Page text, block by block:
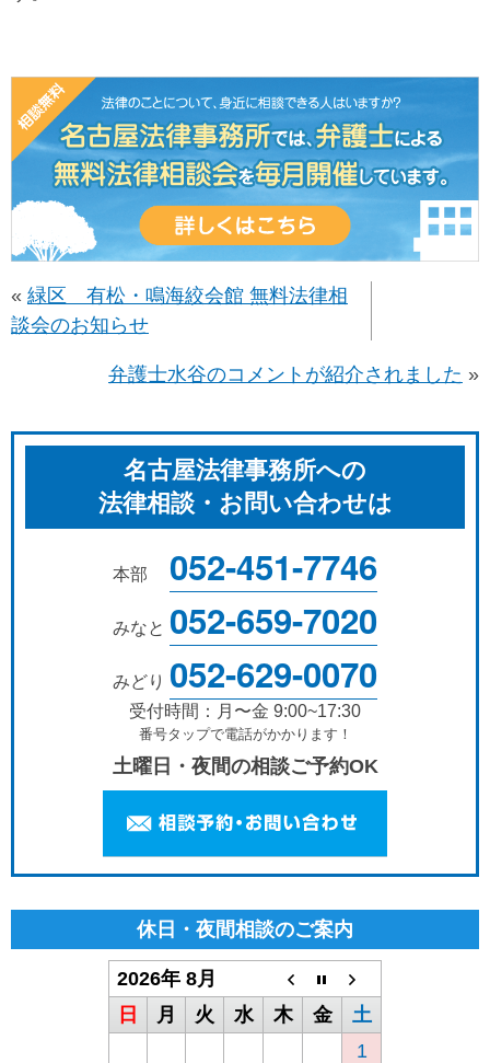
« 緑区 有松・鳴海絞会館 無料法律相
談会のお知らせ
弁護士水谷のコメントが紹介されました »
名古屋法律事務所への
法律相談・お問い合わせは
本部 052-451-7746
みなと 052-659-7020
みどり 052-629-0070
受付時間：月〜金 9:00~17:30
番号タップで電話がかかります！
土曜日・夜間の相談ご予約OK
休日・夜間相談のご案内
2026年 8月
日
月 火 水 木 金
土
1